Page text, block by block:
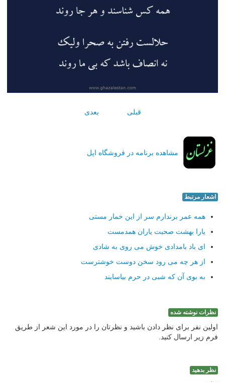
قبلی بعدی
مشاهده برنامه در فروشگاه اپل
اشعار مرتبط
همه عمر برندارم سر از این خمار مستی
یارا بهشت صحبت یاران همدمست
ای باد بامدادی خوش می روی به شادی
از هر چه می رود سخن دوست خوشترست
به بوی آن که شبی در حرم بیاسایند
نظرات نوشته شده
اولین نفر برای نظر دادن باشید و نظرتان را در مورد این شعر از طریق
فرم زیر ارسال کنید.
نظر بدهید